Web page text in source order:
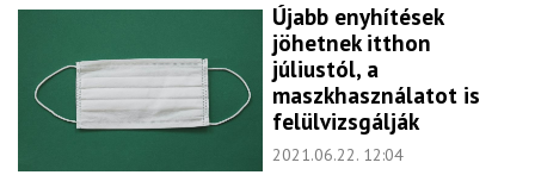
Újabb enyhítések
jöhetnek itthon
júliustól, a
maszkhasználatot is
felülvizsgálják
2021.06.22. 12:04